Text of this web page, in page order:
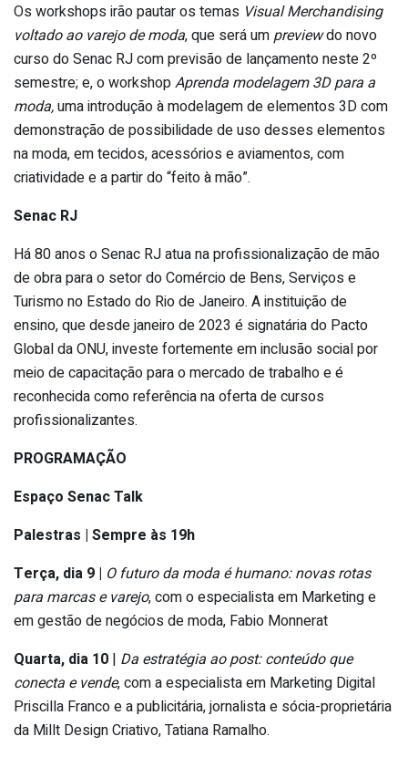
Os workshops irão pautar os temas Visual Merchandising
voltado ao varejo de moda, que será umpreviewdo novo
curso do Senac RJ com previsão de lançamento neste 2º
semestre; e, o workshopAprenda modelagem 3D para a
moda,uma introdução à modelagem de elementos 3D com
demonstração de possibilidade de uso desses elementos
na moda, em tecidos, acessórios e aviamentos, com
criatividade e a partir do “feito à mão”.
Senac RJ
Há 80 anos o Senac RJ atua na profissionalização de mão
de obra para o setor do Comércio de Bens, Serviços e
Turismo no Estado do Rio de Janeiro. A instituição de
ensino, que desde janeiro de 2023 é signatária do Pacto
Global da ONU, investe fortemente em inclusão social por
meio de capacitação para o mercado de trabalho e é
reconhecida como referência na oferta de cursos
profissionalizantes.
PROGRAMAÇÃO
Espaço Senac Talk
Palestras | Sempre às 19h
Terça, dia 9 | O futuro da moda é humano: novas rotas
para marcas e varejo, com o especialista em Marketing e
em gestão de negócios de moda, Fabio Monnerat
Quarta, dia 10 | Da estratégia ao post: conteúdo que
conecta e vende, com a especialista em Marketing Digital
Priscilla Franco e a publicitária, jornalista e sócia-proprietária
da Millt Design Criativo, Tatiana Ramalho.